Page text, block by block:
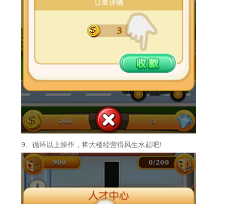
9、循环以上操作，将大楼经营得风生水起吧!